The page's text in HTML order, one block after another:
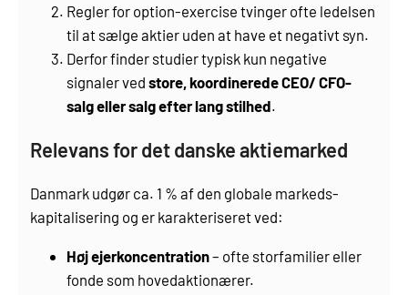
Regler for option-exercise tvinger ofte ledelsen
til at sælge aktier uden at have et negativt syn.
Derfor finder studier typisk kun negative
signaler vedstore, koordinerede CEO/ CFO-
salg eller salg efter lang stilhed.
Relevans for det danske aktiemarked
Danmark udgør ca. 1 % af den globale markeds­
kapitalisering og er karakteriseret ved:
Høj ejerkoncentration– ofte storfamilier eller
fonde som hovedaktionærer.